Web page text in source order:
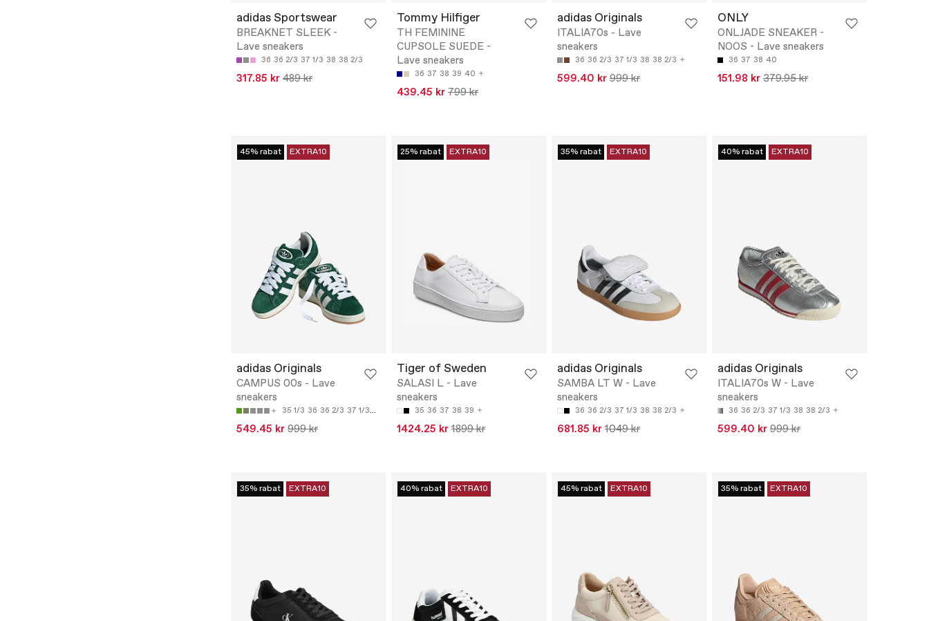
adidas Sportswear
BREAKNET SLEEK -
Lave sneakers
36 36 2/3 37 1/3 38 38 2/3
317.85 kr 489 kr
Tommy Hilfiger
TH FEMININE
CUPSOLE SUEDE -
Lave sneakers
36 37 38 39 40
439.45 kr 799 kr
adidas Originals
ITALIA70s - Lave
sneakers
36 36 2/3 37 1/3 38 38 2/3
599.40 kr 999 kr
ONLY
ONLJADE SNEAKER -
NOOS - Lave sneakers
36 37 38 40
151.98 kr 379.95 kr
45% rabat EXTRA10
adidas Originals
CAMPUS 00s - Lave
sneakers
35 1/3 36 36 2/3 37 1/3 38
549.45 kr 999 kr
25% rabat EXTRA10
Tiger of Sweden
SALASI L - Lave
sneakers
35 36 37 38 39
1424.25 kr 1899 kr
35% rabat EXTRA10
adidas Originals
SAMBA LT W - Lave
sneakers
36 36 2/3 37 1/3 38 38 2/3
681.85 kr 1049 kr
40% rabat EXTRA10
adidas Originals
ITALIA70s W - Lave
sneakers
36 36 2/3 37 1/3 38 38 2/3
599.40 kr 999 kr
35% rabat EXTRA10 40% rabat EXTRA10 45% rabat EXTRA10 35% rabat EXTRA10